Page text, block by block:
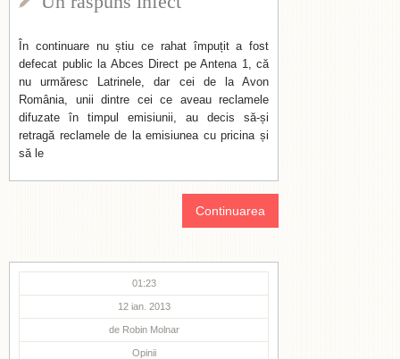
În continuare nu știu ce rahat împuțit a fost
defecat public la Abces Direct pe Antena 1, că
nu urmăresc Latrinele, dar cei de la Avon
România, unii dintre cei ce aveau reclamele
difuzate în timpul emisiunii, au decis să-și
retragă reclamele de la emisiunea cu pricina și
să le
Continuarea
01:23
12 ian. 2013
de Robin Molnar
Opinii